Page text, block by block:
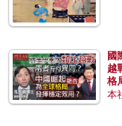
國
越
格
本